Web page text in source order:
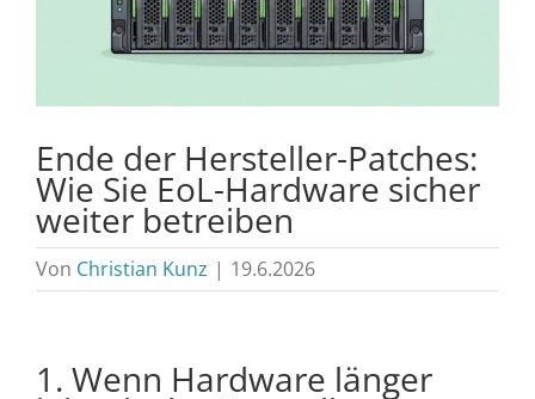
Ende der Hersteller-Patches:
Wie Sie EoL-Hardware sicher
weiter betreiben
Von Christian Kunz | 19.6.2026
1. Wenn Hardware länger